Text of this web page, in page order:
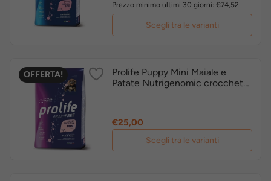
Prezzo minimo ultimi 30 giorni: €74,52
Scegli tra le varianti
OFFERTA!
Prolife Puppy Mini Maiale e
Patate Nutrigenomic crocchette
Prezzo
€25,00
Scegli tra le varianti